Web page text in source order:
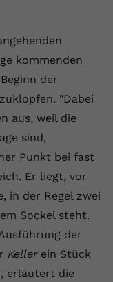
kommenden
der
"Dabei
aus, weil die
sind,
Punkt bei fast
Er liegt, vor
in der Regel zwei
Sockel steht.
der
Kellerein Stück
erläutert die
zu ermöglichen.
Cookie, um
ID zum
über
Videos und
Daten.